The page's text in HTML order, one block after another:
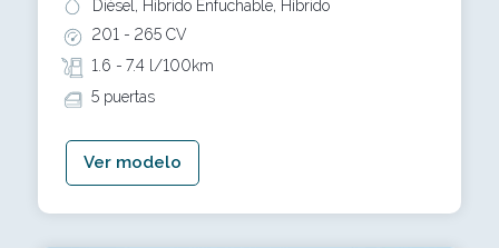
Diésel, Híbrido Enfuchable, Híbrido
201 - 265 CV
1.6 - 7.4 l/100km
5 puertas
Ver modelo